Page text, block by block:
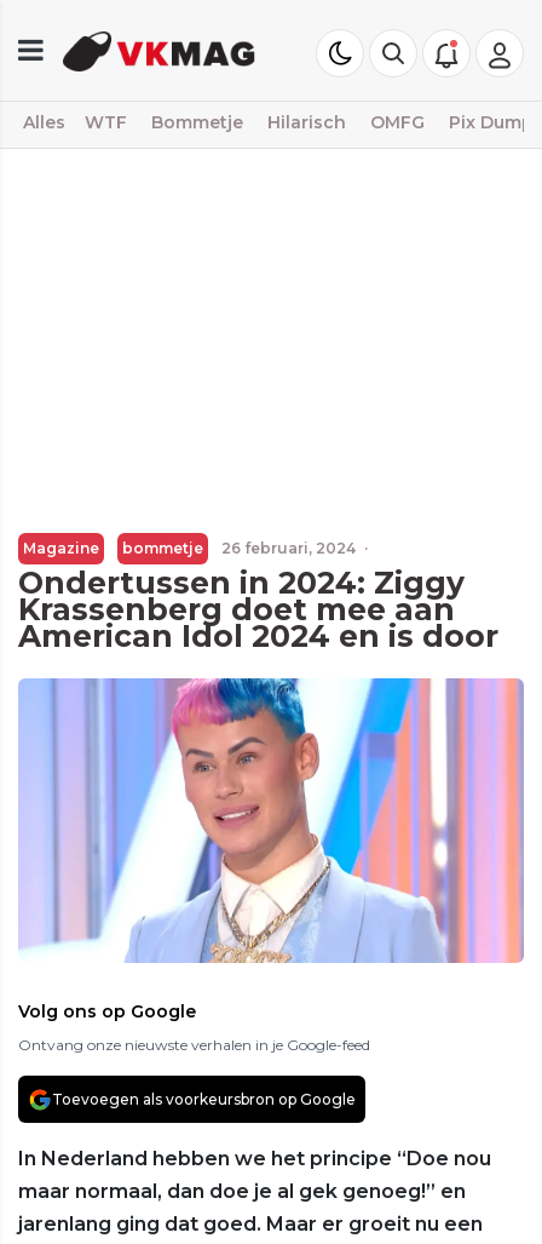
Alles WTF Bommetje Hilarisch OMFG Pix Dump
Magazine bommetje 26 februari, 2024 ·
Ondertussen in 2024: Ziggy
Krassenberg doet mee aan
American Idol 2024 en is door
Volg ons op Google
Ontvang onze nieuwste verhalen in je Google-feed
Toevoegen als voorkeursbron op Google
In Nederland hebben we het principe “Doe nou
maar normaal, dan doe je al gek genoeg!” en
jarenlang ging dat goed. Maar er groeit nu een